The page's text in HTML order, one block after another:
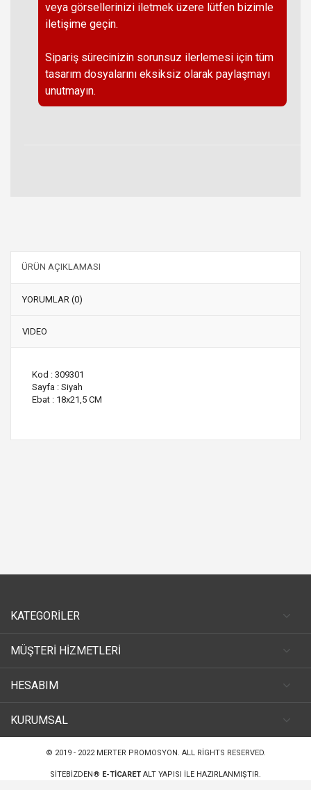
veya görsellerinizi iletmek üzere lütfen bizimle
iletişime geçin.
Sipariş sürecinizin sorunsuz ilerlemesi için tüm
tasarım dosyalarını eksiksiz olarak paylaşmayı
unutmayın.
ÜRÜN AÇIKLAMASI
YORUMLAR (0)
VIDEO
Kod : 309301
Sayfa : Siyah
Ebat : 18x21,5 CM
KATEGORİLER
MÜŞTERİ HİZMETLERİ
HESABIM
KURUMSAL
© 2019 - 2022 MERTER PROMOSYON. ALL RIGHTS RESERVED.
SITEBIZDEN® E-TICARET ALT YAPISI ILE HAZIRLANMIŞTIR.